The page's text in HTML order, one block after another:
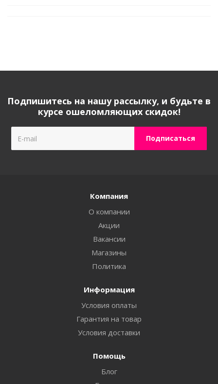
Подпишитесь на нашу рассылку, и будьте в
курсе ошеломляющих скидок!
Компания
О компании
Акции
Вакансии
Магазины
Политика
Информация
Условия оплаты
Гарантия на товар
Условия доставки
Помощь
Блог